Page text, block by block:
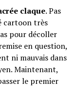
claque. Pas
cartoon très
pour décoller
en question,
ni mauvais dans
Maintenant,
le premier